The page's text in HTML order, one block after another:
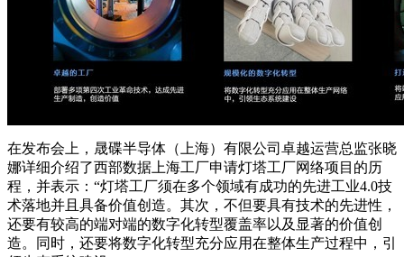
在发布会上，晟碟半导体（上海）有限公司卓越运营总监张晓
娜详细介绍了西部数据上海工厂申请灯塔工厂网络项目的历
程，并表示：“灯塔工厂须在多个领域有成功的先进工业4.0技
术落地并且具备价值创造。其次，不但要具有技术的先进性，
还要有较高的端对端的数字化转型覆盖率以及显著的价值创
造。同时，还要将数字化转型充分应用在整体生产过程中，引